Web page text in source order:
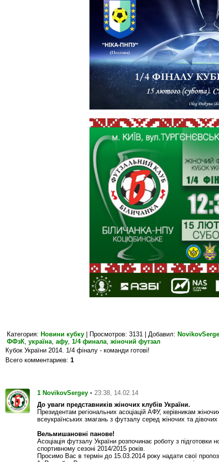
Категория: Новини кубку Просмотров: 3131 | Добавил:
ФФзК, україна, афу, 1/4 финала, жіночий футзал
Кубок України 2014. 1/4 фіналу - команди готові!
Всего комментариев: 1
1 NovikovSergey • 23:38, 14.02.14
До уваги представників жіночих клубів України.
Президентам регіональних асоціацій АФУ, керівникам
всеукраїнських змагань з футзалу серед жіночих та
Вельмишановні панове!
Асоціація футзалу України розпочинає роботу з
спортивному сезоні 2014/2015 років.
Просимо Вас в термін до 15.03.2014 року надати свої